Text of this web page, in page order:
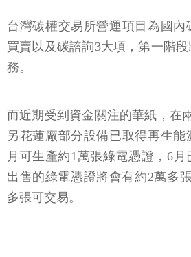
台灣碳權交易所營運項目為國內
買賣以及碳諮詢3大項，第一階
務。
而近期受到資金關注的華紙，在
另花蓮廠部分設備已取得再生
月可生產約1萬張綠電憑證，6
出售的綠電憑證將會有約2萬多
多張可交易。